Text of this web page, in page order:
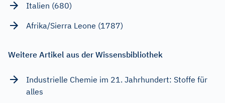
Italien (680)
Afrika/Sierra Leone (1787)
Weitere Artikel aus der Wissensbibliothek
Industrielle Chemie im 21. Jahrhundert: Stoffe für
alles